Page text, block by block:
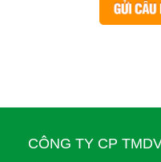
CÔNG TY CP